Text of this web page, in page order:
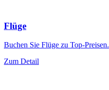
Flüge
Buchen Sie Flüge zu Top-Preisen.
Zum Detail